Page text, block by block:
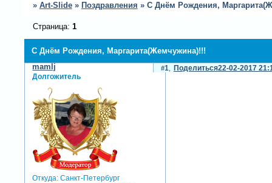
» Art-Slide » Поздравления » С Днём Рождения,
С Днём Рождения, Маргарита(Жемчужина)!!!
Страница: 1
Поделиться
1 22-02-2017
mamlj
Долгожитель
Откуда: Санкт-Петербург